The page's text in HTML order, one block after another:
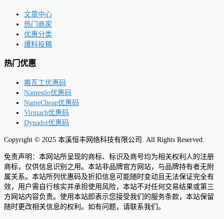
文章中心
热门商家
优惠分类
爆料投稿
热门优惠
搬瓦工优惠码
Namesilo优惠码
NameCheap优惠码
Virmach优惠码
Dynadot优惠码
Copyright © 2025 本溪恒丰网络科技有限公司. All Rights Reserved.
免责声明：本网站所呈现的商标、标识及商号均为相关权利人的注册
商标，仅供信息识别之用。本站非品牌官方网站，与品牌持有者无附
属关系。本站所列优惠码及折扣信息可能随时变动且无法保证完全有
效，用户需自行核实并承担使用风险，本站不对任何交易结果或第三
方网站内容负责。使用本站即表示您接受我们的服务条款，本站保留
随时更改相关信息的权利。如有问题，请联系我们。